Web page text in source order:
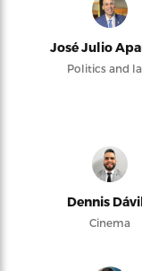
José Julio
Politics and
Dennis
Cinema